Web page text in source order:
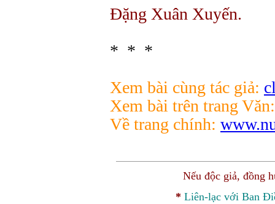
Đặng Xuân Xuyến.
* * *
Xem bài cùng tác giả:
Xem bài trên trang Văn:
Về trang chính:
Nếu độc giả, đồng
* Liên-lạc với Ban